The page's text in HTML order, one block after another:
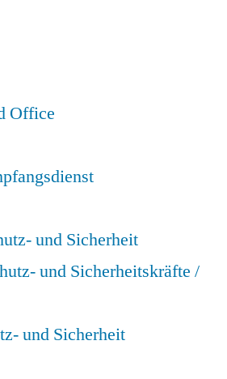
Office
und Sicherheit
und Sicherheitskräfte /
und Sicherheit